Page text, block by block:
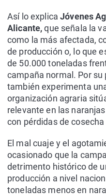
Así lo explicaJóvenes
Alicante,que señala la
como la más afectada,
de producción o, lo que
de 50.000 toneladas
campaña normal. Por
también experimenta
organización agraria
relevante en las
con pérdidas de
El mal cuaje y el
ocasionado que la
detrimento histórico de
producción a nivel
toneladas menos en